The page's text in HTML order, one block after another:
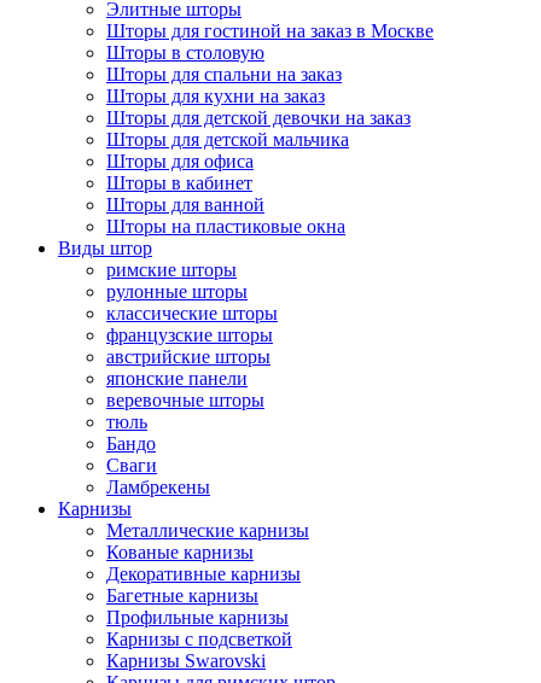
Элитные шторы
Шторы для гостиной на заказ в Москве
Шторы в столовую
Шторы для спальни на заказ
Шторы для кухни на заказ
Шторы для детской девочки на заказ
Шторы для детской мальчика
Шторы для офиса
Шторы в кабинет
Шторы для ванной
Шторы на пластиковые окна
Виды штор
римские шторы
рулонные шторы
классические шторы
французские шторы
австрийские шторы
японские панели
веревочные шторы
тюль
Бандо
Сваги
Ламбрекены
Карнизы
Металлические карнизы
Кованые карнизы
Декоративные карнизы
Багетные карнизы
Профильные карнизы
Карнизы с подсветкой
Карнизы Swarovski